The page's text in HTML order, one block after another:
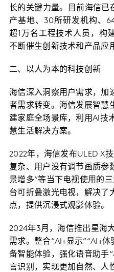
长的关键力量。目前海信已
产基地、30所研发机构、
超1万名工程技术人员，构
不断催生创新技术和产品应
二、以人为本的科技创新
海信深入洞察用户需求，加
者需求转变。海信发展智慧
建家庭全场景库，利用AI技
慧生活解决方案。
2022年，海信发布ULED X
复杂、用户没有调节画质参
景增多”等当下电视使用的
台可折叠激光电视，解决了
点，提供沉浸式观影体验。
2024年3月，海信推出星海
需求。整合“AI+显示”“AI+
备智能体验，强化语音助手
言识别，实现更加自然、人